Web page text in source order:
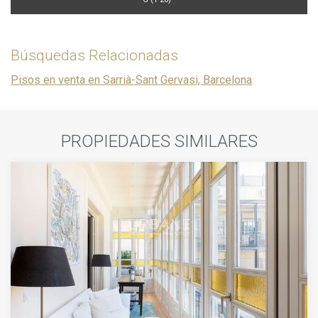
Búsquedas Relacionadas
Pisos en venta en Sarrià-Sant Gervasi, Barcelona
PROPIEDADES SIMILARES